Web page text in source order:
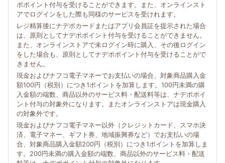
ポポイント付与を受けることができます。また、オンラインスト
アでログインをした際も同様のサービスを受けれます。
レジ精算後にナデポカードまたはアプリ会員証を提示された場合
は、原則としてナデポポイント付与を受けることができません。
また、オンラインストアで未ログイン時に購入、その後ログイン
をした場合も、原則としてナデポポイント付与を受けることがで
きません。
現金およびナフコ電子マネーでお支払いの場合、対象商品購入金
額100円（税別）につき1ポイントを加算します。100円未満の購
入金額の端数、商品以外のサービス料・配送料等は、ナデポポイ
ント付与の対象外になります。またオンラインストアは現金購入
の対象外です。
現金およびナフコ電子マネー以外（クレジットカード、スマホ決
済、電子マネー、ギフト券、地域振興券など）でお支払いの場
合、対象商品購入金額200円（税別）につき1ポイントを加算しま
す。200円未満の購入金額の端数、商品以外のサービス料・配送